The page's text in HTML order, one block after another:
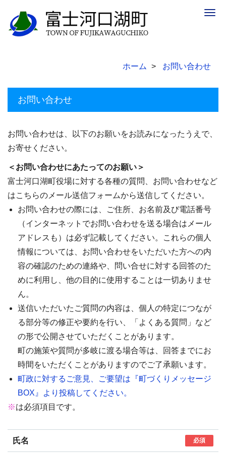
ホーム お問い合わせ
お問い合わせ
お問い合わせは、以下のお願いをお読みになったうえで、
お寄せください。
＜お問い合わせにあたってのお願い＞
富士河口湖町役場に対する各種の質問、お問い合わせなど
はこちらのメール送信フォームから送信してください。
お問い合わせの際には、ご住所、お名前及び電話番号
（インターネットでお問い合わせを送る場合はメール
アドレスも）は必ず記載してください。これらの個人
情報については、お問い合わせをいただいた方への内
容の確認のための連絡や、問い合せに対する回答のた
めに利用し、他の目的に使用することは一切ありませ
ん。
送信いただいたご質問の内容は、個人の特定につなが
る部分等の修正や要約を行い、「よくある質問」など
の形で公開させていただくことがあります。
町の施策や質問が多岐に渡る場合等は、回答までにお
時間をいただくことがありますのでご了承願います。
町政に対するご意見、ご要望は『町づくりメッセージ
BOX』より投稿してください。
※は必須項目です。
氏名 必須